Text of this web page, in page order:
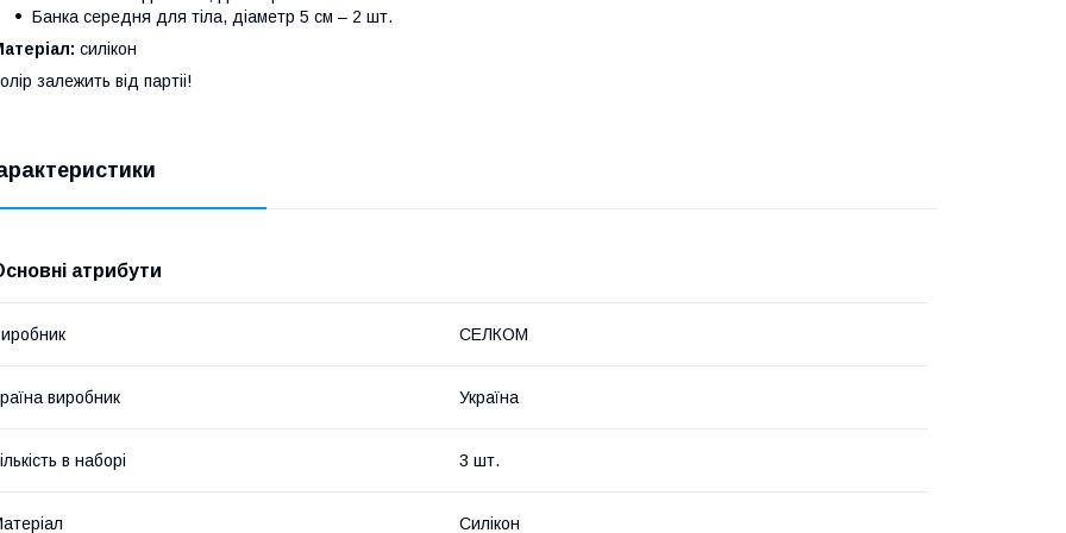
Банка середня для тіла, діаметр 5 см – 2 шт.
силікон
залежить від партіі!
атрибути
СЕЛКОМ
виробник Україна
в наборі 3 шт.
Силікон